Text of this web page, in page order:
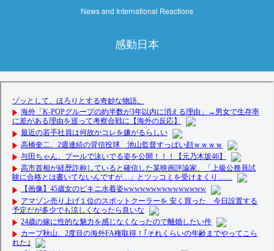
News and International Reactions
感動日本